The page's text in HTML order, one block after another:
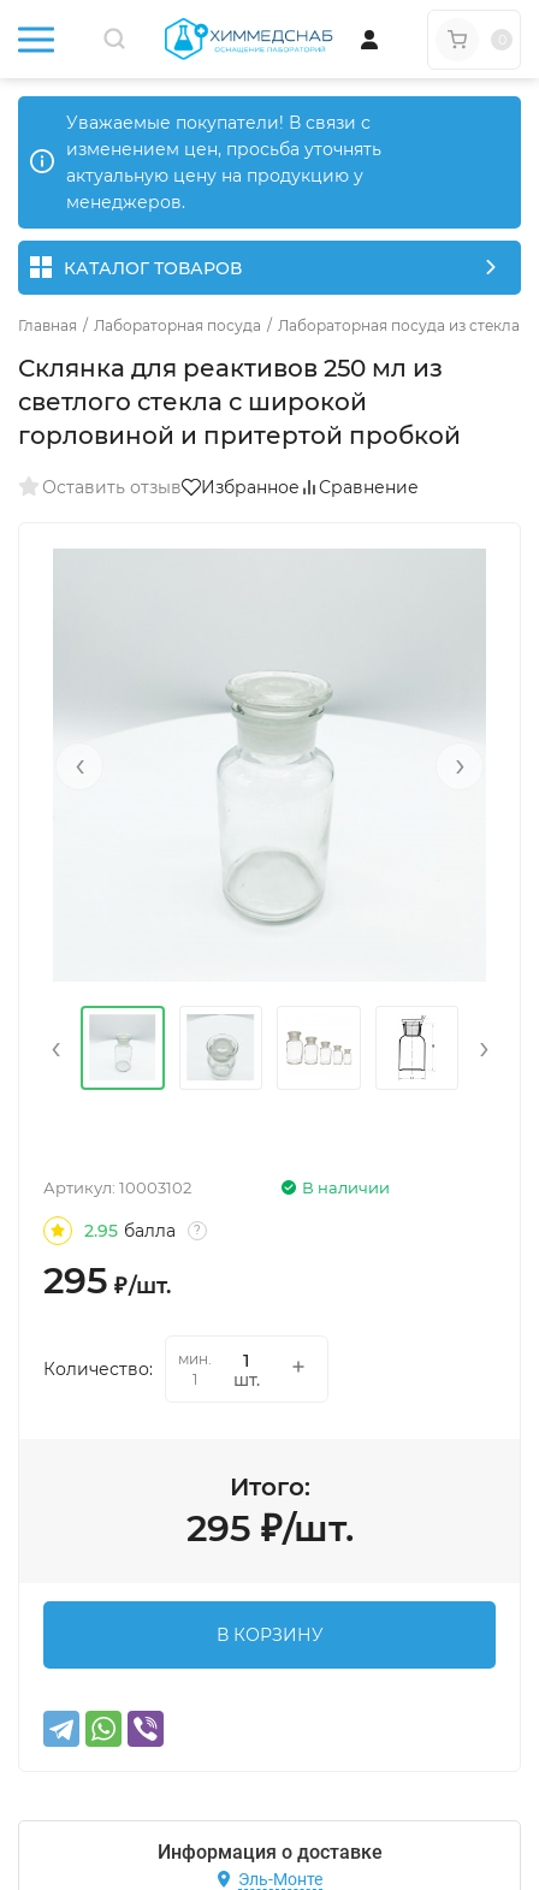
Уважаемые покупатели! В связи с
изменением цен, просьба уточнять
актуальную цену на продукцию у
менеджеров.
КАТАЛОГ ТОВАРОВ
Главная / Лабораторная посуда / Лабораторная посуда из стекла
Склянка для реактивов 250 мл из
светлого стекла с широкой
горловиной и притертой пробкой
Оставить отзыв Избранное Сравнение
‹ ›
‹ ›
В наличии
Артикул: 10003102
2.95 балла ?
295 ₽/шт.
Количество:
мин.
1
шт.
Итого:
295 ₽/шт.
В КОРЗИНУ
Информация о доставке
Эль-Монте